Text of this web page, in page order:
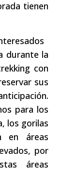
tienen
durante la
con
sus
para los
los gorilas
en áreas
por
áreas